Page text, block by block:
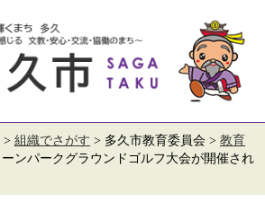
> 組織でさがす > 多久市教育委員会 > 教育
ーンパークグラウンドゴルフ大会が開催され